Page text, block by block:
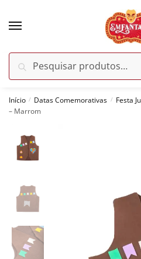
por:
Pesquisar
Início / Datas Comemorativas / Festa
– Marrom